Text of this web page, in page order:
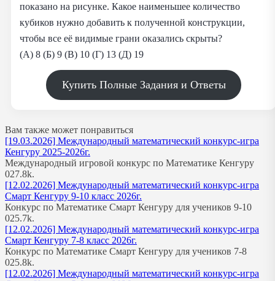
показано на рисунке. Какое наименьшее количество
кубиков нужно добавить к полученной конструкции,
чтобы все её видимые грани оказались скрыты?
(А) 8 (Б) 9 (В) 10 (Г) 13 (Д) 19
Купить Полные Задания и Ответы
Вам также может понравиться
[19.03.2026] Международный математический конкурс-игра
Кенгуру 2025-2026г.
Международный игровой конкурс по Математике Кенгуру
027.8k.
[12.02.2026] Международный математический конкурс-игра
Смарт Кенгуру 9-10 класс 2026г.
Конкурс по Математике Смарт Кенгуру для учеников 9-10
025.7k.
[12.02.2026] Международный математический конкурс-игра
Смарт Кенгуру 7-8 класс 2026г.
Конкурс по Математике Смарт Кенгуру для учеников 7-8
025.8k.
[12.02.2026] Международный математический конкурс-игра